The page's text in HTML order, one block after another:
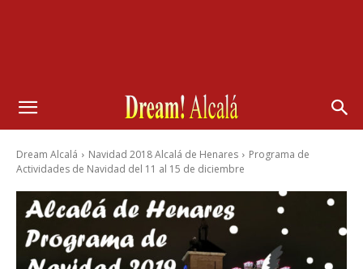
Dream Alcalá Navidad 2018 Alcalá de Henares
Programa de
Actividades de Navidad del 11 al 15 de diciembre